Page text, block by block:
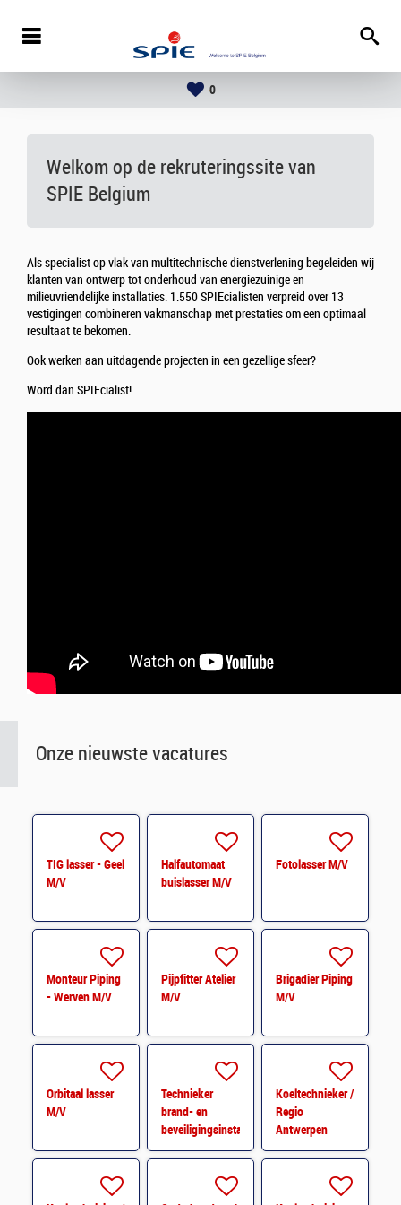
0
Welkom op de rekruteringssite van
SPIE Belgium
Als specialist op vlak van multitechnische dienstverlening begeleiden wij
klanten van ontwerp tot onderhoud van energiezuinige en
milieuvriendelijke installaties. 1.550 SPIEcialisten verpreid over 13
vestigingen combineren vakmanschap met prestaties om een optimaal
resultaat te bekomen.
Ook werken aan uitdagende projecten in een gezellige sfeer?
Word dan SPIEcialist!
Onze nieuwste vacatures
TIG lasser - Geel
M/V
Halfautomaat
buislasser M/V
Fotolasser M/V
Monteur Piping
- Werven M/V
Pijpfitter Atelier
M/V
Brigadier Piping
M/V
Orbitaal lasser
M/V
Technieker
brand- en
beveiligingsinstallaties
Koeltechnieker /
Regio
Antwerpen